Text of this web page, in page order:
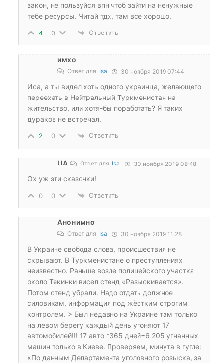
закон, не пользуйся впн чтоб зайти на ненужные
тебе ресурсы. Читай тдх, там все хорошо.
4 0 Ответить
имхо
Ответ для Isa 30 ноября 2019 07:44
Иса, а ты видел хоть одного украинца, желающего
переехать в Нейтральный Туркменистан на
жительство, или хотя-бы поработать? Я таких
дураков не встречал.
2 0 Ответить
UA Ответ для Isa 30 ноября 2019 08:48
Ох уж эти сказочки!
0 0 Ответить
Анонимно
Ответ для Isa 30 ноября 2019 11:28
В Украине свобода слова, происшествия не
скрывают. В Туркменистане о преступлениях
неизвестно. Раньше возле полицейского участка
около Текинки висел стенд «Разыскивается».
Потом стенд убрали. Надо отдать должное
силовикам, информация под жёстким строгим
контролем. > Был недавно на Украине там только
на левом берегу каждый день угоняют 17
автомобилей!!! 17 авто *365 дней=6 205 угнанных
машин только в Киеве. Проверяем, минута в гугле:
«По данным Департамента уголовного розыска, за